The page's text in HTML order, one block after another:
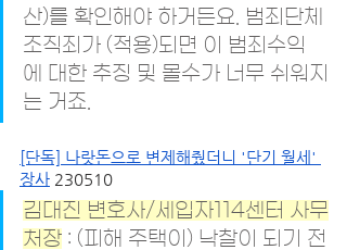
산)를 확인해야 하거든요. 범죄단체
조직죄가 (적용)되면 이 범죄수익
에 대한 추징 및 몰수가 너무 쉬워지
는 거죠.
[단독] 나랏돈으로 변제해줬더니 '단기 월세'
장사 230510
김대진 변호사/세입자114센터 사무
처장 : (피해 주택이) 낙찰이 되기 전